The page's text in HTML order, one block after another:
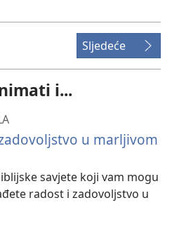
Sljedeće
i...
u marljivom
savjete koji vam mogu
radost i zadovoljstvo u